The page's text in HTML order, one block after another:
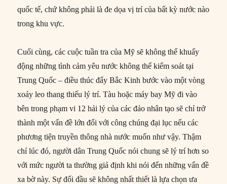
quốc tế, chứ không phải là đe dọa vị trí của bất kỳ nước nào
trong khu vực.
Cuối cùng, các cuộc tuần tra của Mỹ sẽ không thể khuấy
động những tình cảm yêu nước không thể kiểm soát tại
Trung Quốc – điều thúc đẩy Bắc Kinh bước vào một vòng
xoáy leo thang thiếu lý trí. Tàu hoặc máy bay Mỹ đi vào
bên trong phạm vi 12 hải lý của các đảo nhân tạo sẽ chỉ trở
thành một vấn đề lớn đối với công chúng đại lục nếu các
phương tiện truyền thông nhà nước muốn như vậy. Thậm
chí lúc đó, người dân Trung Quốc nói chung sẽ lý trí hơn so
với mức người ta thường giả định khi nói đến những vấn đề
xa bờ này. Sự đối đầu sẽ không nhất thiết là lựa chọn ưa